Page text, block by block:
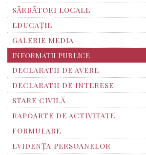
SĂRBĂTORI LOCALE
EDUCAȚIE
GALERIE MEDIA
INFORMATII PUBLICE
DECLARATII DE AVERE
DECLARATII DE INTERESE
STARE CIVILĂ
RAPOARTE DE ACTIVITATE
FORMULARE
EVIDENȚA PERSOANELOR